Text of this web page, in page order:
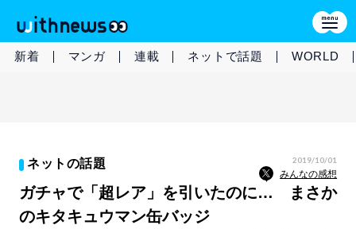
新着 マンガ 連載 ネットで話題 WORLD
ネットの話題 2019/10/01
みんなの感想
ガチャで「超レア」を引いたのに… まさか
のキタキュウマン缶バッジ